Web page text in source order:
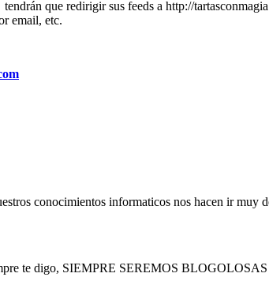
que redirigir sus feeds a http://
email, etc.
conocimientos informaticos nos hacen ir muy
te digo, SIEMPRE SEREMOS BLOGOLOSAS